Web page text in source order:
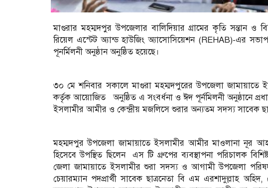
মাগুরার মহম্মদপুর উপজেলার বালিদিয়ার গ্রামের কৃতি সন্তান ও
রিয়েল এস্টেট অ্যান্ড হাউজিং অ্যাসোসিয়েশন (REHAB)-এর
পূনর্মিলনী অনুষ্ঠান অনুষ্ঠিত হয়েছে।
৩০ মে শনিবার সকালে মাগুরা মহম্মদপুরের উপজেলা জামায়াতে
কর্তৃক আয়োজিত অনুষ্ঠিত এ সংবর্ধনা ও ঈদ পূর্নমিলনী অনুষ্ঠানে
ইসলামীর আমীর ও কেন্দ্রীয় মজলিসে শুরার অন্যতম সদস্য সাবেক
মহম্মদপুর উপজেলা জামায়াতে ইসলামীর আমীর মাওলানা নূর
হিসেবে উপস্থিত ছিলেন এস টি গ্রুপের ব্যবস্থাপনা পরিচালক
জেলা জামায়াতে ইসলামীর শুরা সদস্য ও আগামী উপজেলা পরিষদ
চেয়ারম্যান পদপ্রার্থী সাবেক ছাত্রনেতা বি এম এরশাদুল্লাহ